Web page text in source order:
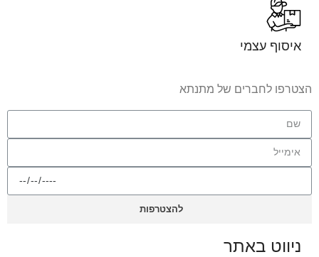
איסוף עצמי
הצטרפו לחברים של מתנתא
להצטרפות
ניווט באתר